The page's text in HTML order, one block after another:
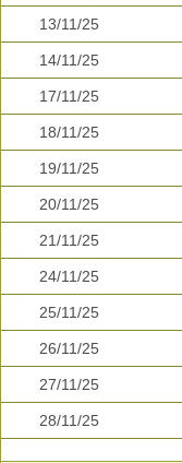
13/11/25
14/11/25
17/11/25
18/11/25
19/11/25
20/11/25
21/11/25
24/11/25
25/11/25
26/11/25
27/11/25
28/11/25